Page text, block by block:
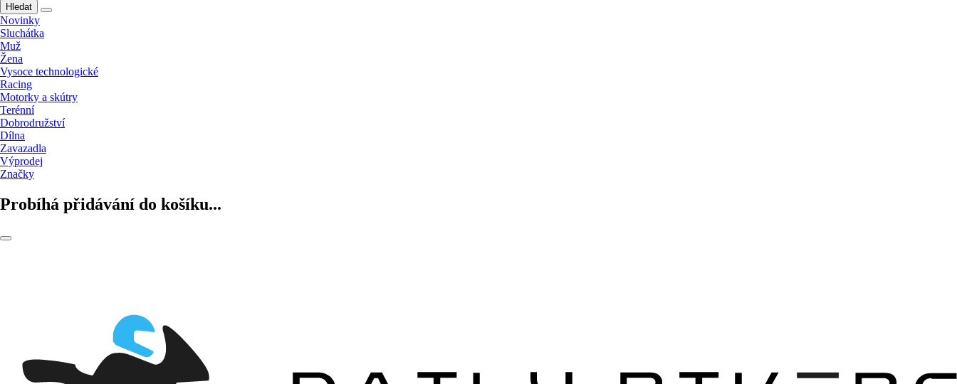
Hledat
Novinky
Sluchátka
Muž
Žena
Vysoce technologické
Racing
Motorky a skútry
Terénní
Dobrodružství
Dílna
Zavazadla
Výprodej
Značky
Probíhá přidávání do košíku...